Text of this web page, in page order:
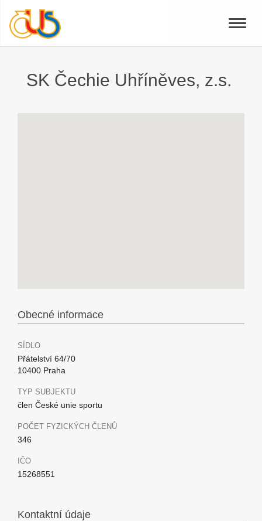
Toggle
SK Čechie Uhříněves, z.s.
Obecné informace
SÍDLO
Přátelství 64/70
10400 Praha
TYP SUBJEKTU
člen České unie sportu
POČET FYZICKÝCH ČLENŮ
346
IČO
15268551
Kontaktní údaje